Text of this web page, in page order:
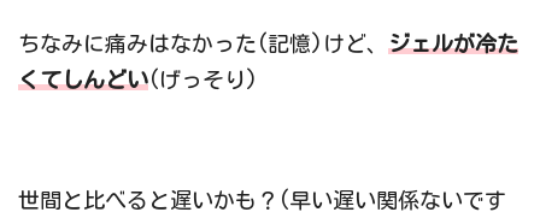
ちなみに痛みはなかった(記憶)けど、 ジェルが冷た
くてしんどい(げっそり)
世間と比べると遅いかも？(早い遅い関係ないです